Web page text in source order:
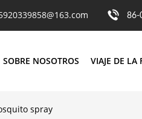
86-
SOBRE NOSOTROS VIAJE DE LA
spray